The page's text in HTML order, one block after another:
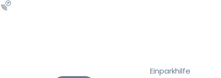
Einparkhilfe